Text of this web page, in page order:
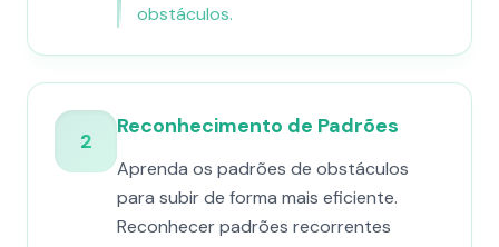
obstáculos.
2
Reconhecimento de Padrões
Aprenda os padrões de obstáculos
para subir de forma mais eficiente.
Reconhecer padrões recorrentes